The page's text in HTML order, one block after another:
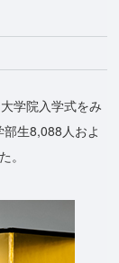
学院入学式をみ
生8,088人およ
。